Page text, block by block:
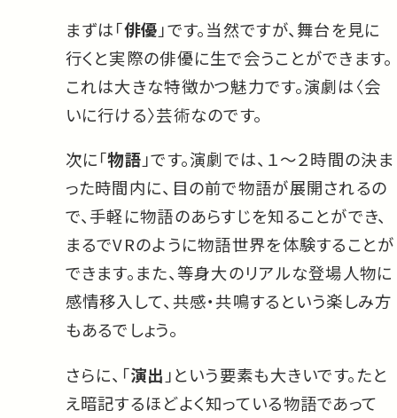
まずは「俳優 」です。当然ですが、舞台を見に
行くと実際の俳優に生で会うことができます。
これは大きな特徴かつ魅力です。演劇は〈会
いに行ける〉芸術なのです。
次に「物語」です。演劇では、１〜２時間の決ま
った時間内に、目の前で物語が展開されるの
で、手軽に物語のあらすじを知ることができ、
まるでVRのように物語世界を体験することが
できます。また、等身大のリアルな登場人物に
感情移入して、共感・共鳴するという楽しみ方
もあるでしょう。
さらに、「演出 」という要素も大きいです。たと
え暗記するほどよく知っている物語であって